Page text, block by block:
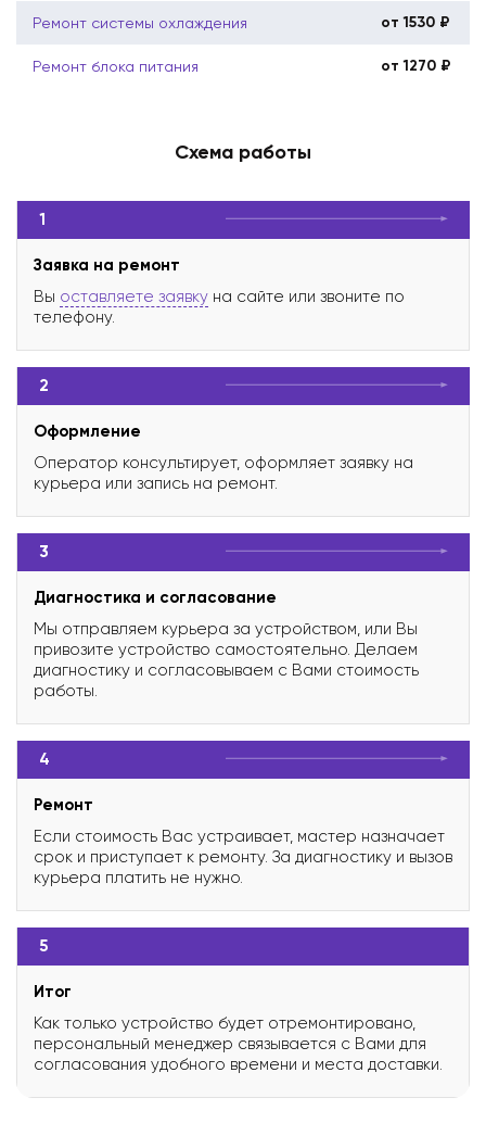
Ремонт системы охлаждения от 1530 ₽
Ремонт блока питания от 1270 ₽
Схема работы
1
Заявка на ремонт
Вы оставляете заявку на сайте или звоните по
телефону.
2
Оформление
Оператор консультирует, оформляет заявку на
курьера или запись на ремонт.
3
Диагностика и согласование
Мы отправляем курьера за устройством, или Вы
привозите устройство самостоятельно. Делаем
диагностику и согласовываем с Вами стоимость
работы.
4
Ремонт
Если стоимость Вас устраивает, мастер назначает
срок и приступает к ремонту. За диагностику и вызов
курьера платить не нужно.
5
Итог
Как только устройство будет отремонтировано,
персональный менеджер связывается с Вами для
согласования удобного времени и места доставки.